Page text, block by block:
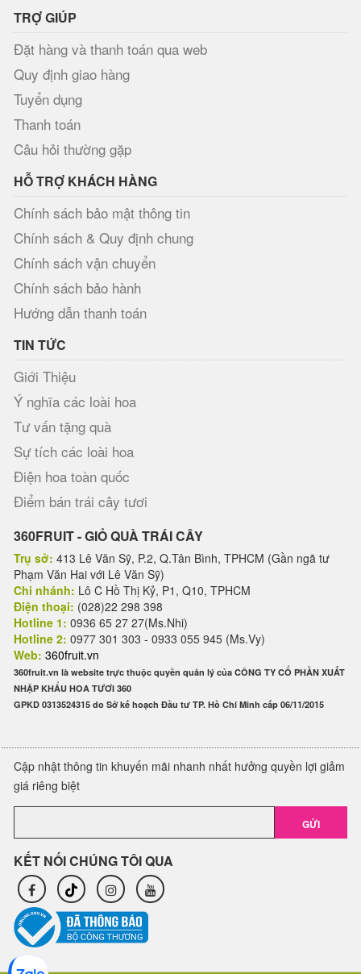
TRỢ GIÚP
Đặt hàng và thanh toán qua web
Quy định giao hàng
Tuyển dụng
Thanh toán
Câu hỏi thường gặp
HỖ TRỢ KHÁCH HÀNG
Chính sách bảo mật thông tin
Chính sách & Quy định chung
Chính sách vận chuyển
Chính sách bảo hành
Hướng dẫn thanh toán
TIN TỨC
Giới Thiệu
Ý nghĩa các loài hoa
Tư vấn tặng quà
Sự tích các loài hoa
Điện hoa toàn quốc
Điểm bán trái cây tươi
360FRUIT - GIỎ QUÀ TRÁI CÂY
Trụ sở: 413 Lê Văn Sỹ, P.2, Q.Tân Bình, TPHCM (Gần ngã tư
Phạm Văn Hai với Lê Văn Sỹ)
Chi nhánh: Lô C Hồ Thị Kỷ, P1, Q10, TPHCM
Điện thoại: (028)22 298 398
Hotline 1: 0936 65 27 27(Ms.Nhi)
Hotline 2: 0977 301 303 - 0933 055 945 (Ms.Vy)
Web: 360fruit.vn
360fruit.vn là website trực thuộc quyền quản lý của CÔNG TY CỔ PHẦN XUẤT
NHẬP KHẨU HOA TƯƠI 360
GPKD 0313524315 do Sở kế hoạch Đầu tư TP. Hồ Chí Minh cấp 06/11/2015
Cập nhật thông tin khuyến mãi nhanh nhất hưởng quyền lợi giảm
giá riêng biệt
GỬI
KẾT NỐI CHÚNG TÔI QUA